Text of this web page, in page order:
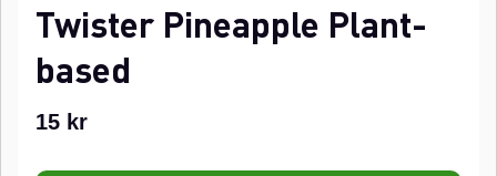
Twister Pineapple Plant-
based
15 kr